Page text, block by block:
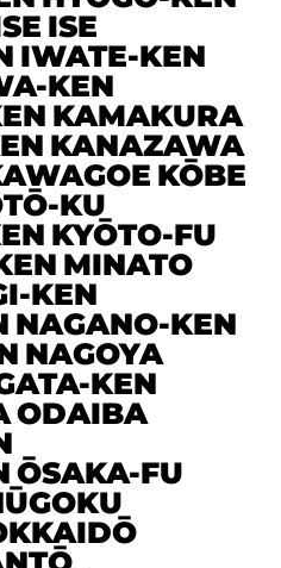
ISE
IWATE-KEN
KEN
KAMAKURA
KANAZAWA
KŌBE
KU
KYŌTO-FU
MINATO
KEN
NAGANO-KEN
NAGOYA
KEN
ODAIBA
ŌSAKA-FU